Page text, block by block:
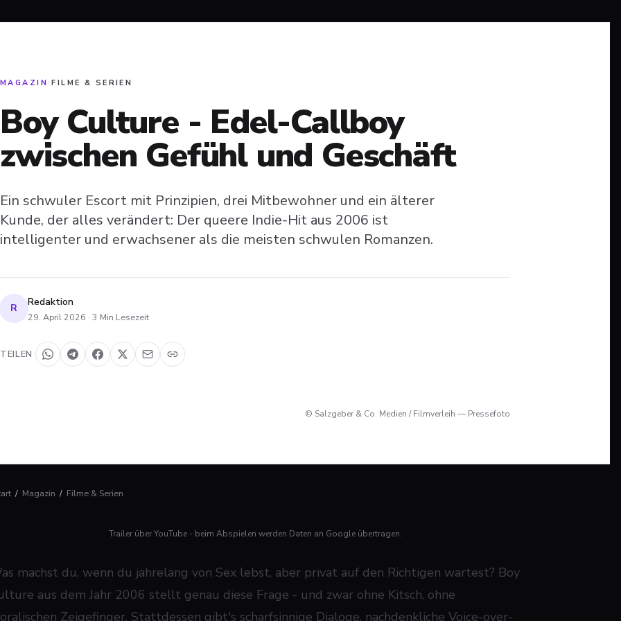
MAGAZIN ·FILME & SERIEN
Boy Culture - Edel-Callboy
zwischen Gefühl und Geschäft
Ein schwuler Escort mit Prinzipien, drei Mitbewohner und ein älterer
Kunde, der alles verändert: Der queere Indie-Hit aus 2006 ist
intelligenter und erwachsener als die meisten schwulen Romanzen.
R Redaktion
29. April 2026 · 3 Min Lesezeit
TEILEN
© Salzgeber & Co. Medien / Filmverleih — Pressefoto
/ Magazin / Filme & Serien
Trailer über YouTube - beim Abspielen werden Daten an Google übertragen.
machst du, wenn du jahrelang von Sex lebst, aber privat auf den Richtigen wartest? Boy
aus dem Jahr 2006 stellt genau diese Frage - und zwar ohne Kitsch, ohne
Zeigefinger. Stattdessen gibt's scharfsinnige Dialoge, nachdenkliche Voice-over-